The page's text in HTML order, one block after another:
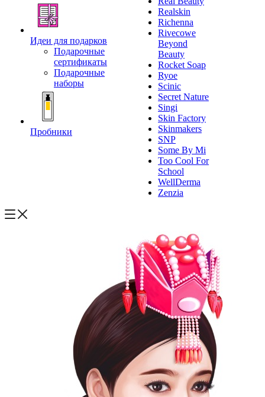
Идеи для подарков
Подарочные
сертификаты
Подарочные
наборы
Пробники
Realskin
Richenna
Rivecowe
Beyond
Beauty
Rocket Soap
Ryoe
Scinic
Secret Nature
Singi
Skin Factory
Skinmakers
SNP
Some By Mi
Too Cool For
School
WellDerma
Zenzia